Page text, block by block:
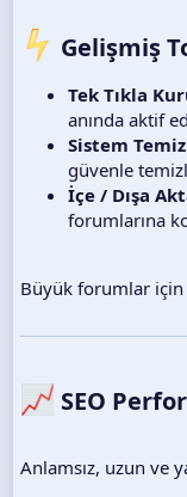
Gelişmiş
Tek Tıkla
anında aktif
Sistem
güvenle
İçe / Dışa
forumlarına
Büyük forumlar için
SEO
Anlamsız, uzun ve